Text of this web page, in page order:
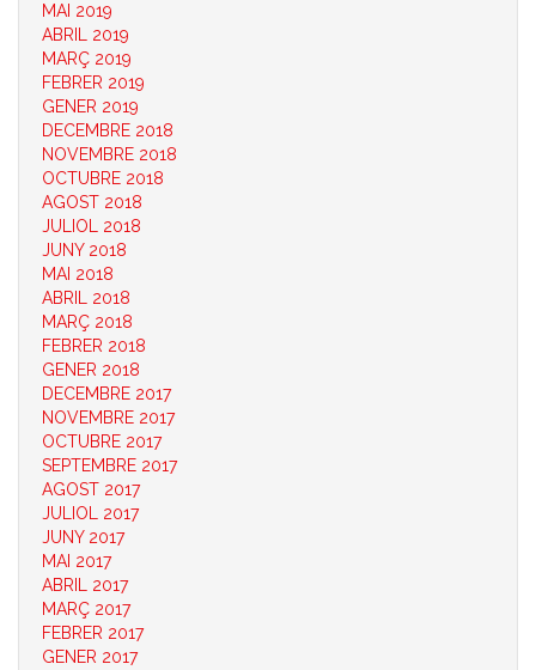
MAI 2019
ABRIL 2019
MARÇ 2019
FEBRER 2019
GENER 2019
DECEMBRE 2018
NOVEMBRE 2018
OCTUBRE 2018
AGOST 2018
JULIOL 2018
JUNY 2018
MAI 2018
ABRIL 2018
MARÇ 2018
FEBRER 2018
GENER 2018
DECEMBRE 2017
NOVEMBRE 2017
OCTUBRE 2017
SEPTEMBRE 2017
AGOST 2017
JULIOL 2017
JUNY 2017
MAI 2017
ABRIL 2017
MARÇ 2017
FEBRER 2017
GENER 2017